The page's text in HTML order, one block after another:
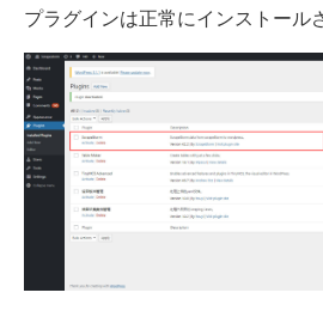
プラグインは正常にインストール